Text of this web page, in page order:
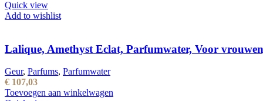
Quick view
Add to wishlist
Lalique, Amethyst Eclat, Parfumwater, Voor
Geur, Parfums, Parfumwater
€ 107,03
Toevoegen aan winkelwagen